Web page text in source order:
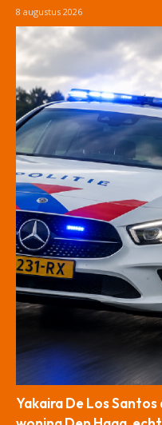
8 augustus 2026
Yakaira De Los